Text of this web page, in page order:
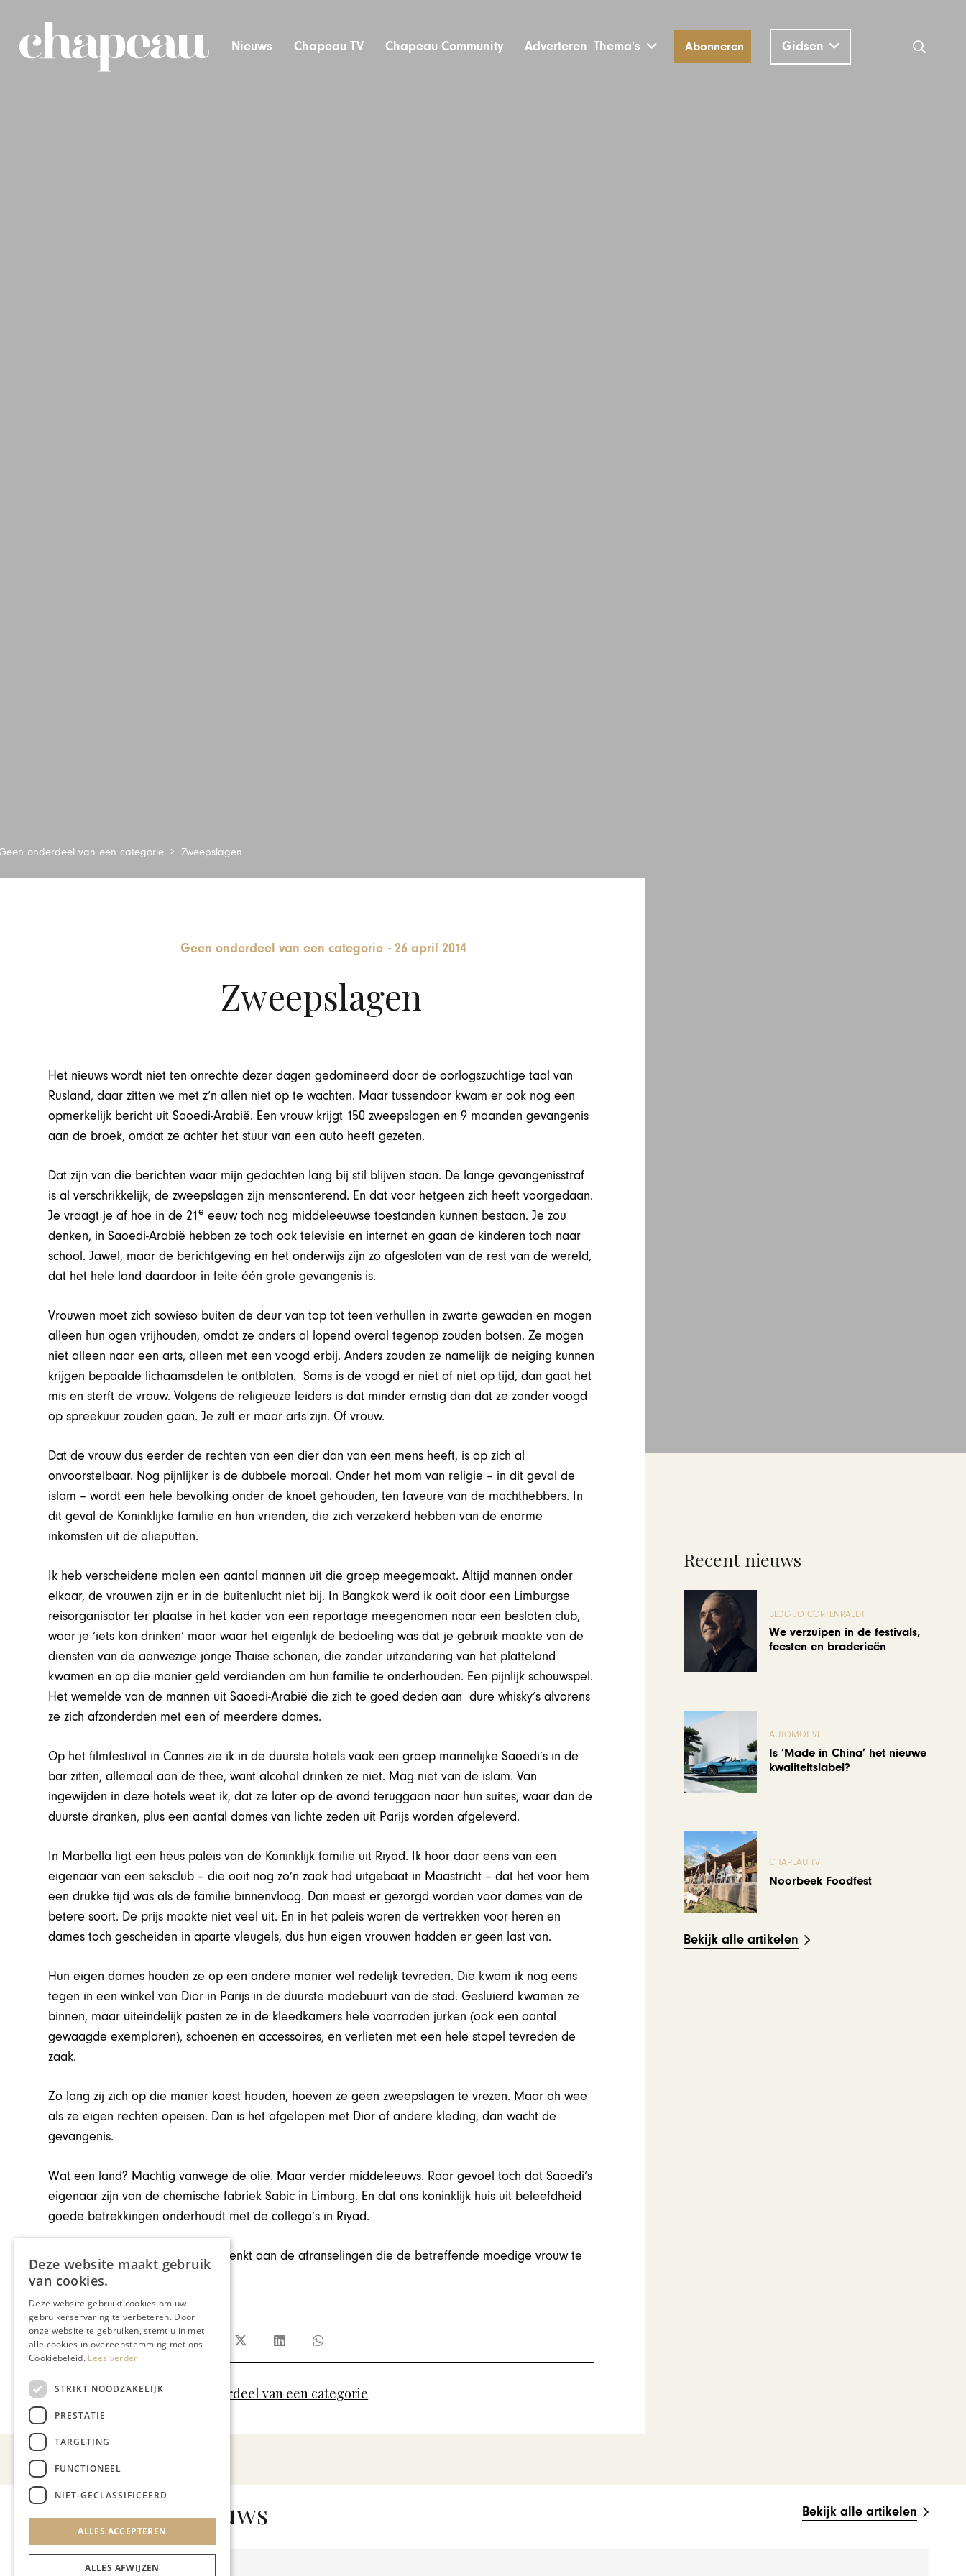
Nieuws Chapeau TV Chapeau Community Adverteren Thema’s Abonneren Gidsen
onderdeel van een categorie Zweepslagen
Geen onderdeel van een categorie - 26 april 2014
Zweepslagen
Het nieuws wordt niet ten onrechte dezer dagen gedomineerd door de oorlogszuchtige taal van
Rusland, daar zitten we met z’n allen niet op te wachten. Maar tussendoor kwam er ook nog een
opmerkelijk bericht uit Saoedi-Arabië. Een vrouw krijgt 150 zweepslagen en 9 maanden gevangenis
aan de broek, omdat ze achter het stuur van een auto heeft gezeten.
Dat zijn van die berichten waar mijn gedachten lang bij stil blijven staan. De lange gevangenisstraf
is al verschrikkelijk, de zweepslagen zijn mensonterend. En dat voor hetgeen zich heeft voorgedaan.
Je vraagt je af hoe in de 21e eeuw toch nog middeleeuwse toestanden kunnen bestaan. Je zou
denken, in Saoedi-Arabië hebben ze toch ook televisie en internet en gaan de kinderen toch naar
school. Jawel, maar de berichtgeving en het onderwijs zijn zo afgesloten van de rest van de wereld,
dat het hele land daardoor in feite één grote gevangenis is.
Vrouwen moet zich sowieso buiten de deur van top tot teen verhullen in zwarte gewaden en mogen
alleen hun ogen vrijhouden, omdat ze anders al lopend overal tegenop zouden botsen. Ze mogen
niet alleen naar een arts, alleen met een voogd erbij. Anders zouden ze namelijk de neiging kunnen
krijgen bepaalde lichaamsdelen te ontbloten. Soms is de voogd er niet of niet op tijd, dan gaat het
mis en sterft de vrouw. Volgens de religieuze leiders is dat minder ernstig dan dat ze zonder voogd
op spreekuur zouden gaan. Je zult er maar arts zijn. Of vrouw.
Dat de vrouw dus eerder de rechten van een dier dan van een mens heeft, is op zich al
onvoorstelbaar. Nog pijnlijker is de dubbele moraal. Onder het mom van religie – in dit geval de
islam – wordt een hele bevolking onder de knoet gehouden, ten faveure van de machthebbers. In
dit geval de Koninklijke familie en hun vrienden, die zich verzekerd hebben van de enorme
inkomsten uit de olieputten.
Ik heb verscheidene malen een aantal mannen uit die groep meegemaakt. Altijd mannen onder
elkaar, de vrouwen zijn er in de buitenlucht niet bij. In Bangkok werd ik ooit door een Limburgse
reisorganisator ter plaatse in het kader van een reportage meegenomen naar een besloten club,
waar je ‘iets kon drinken’ maar waar het eigenlijk de bedoeling was dat je gebruik maakte van de
diensten van de aanwezige jonge Thaise schonen, die zonder uitzondering van het platteland
kwamen en op die manier geld verdienden om hun familie te onderhouden. Een pijnlijk schouwspel.
Het wemelde van de mannen uit Saoedi-Arabië die zich te goed deden aan dure whisky’s alvorens
ze zich afzonderden met een of meerdere dames.
Op het filmfestival in Cannes zie ik in de duurste hotels vaak een groep mannelijke Saoedi’s in de
bar zitten, allemaal aan de thee, want alcohol drinken ze niet. Mag niet van de islam. Van
ingewijden in deze hotels weet ik, dat ze later op de avond teruggaan naar hun suites, waar dan de
duurste dranken, plus een aantal dames van lichte zeden uit Parijs worden afgeleverd.
In Marbella ligt een heus paleis van de Koninklijk familie uit Riyad. Ik hoor daar eens van een
eigenaar van een seksclub – die ooit nog zo’n zaak had uitgebaat in Maastricht – dat het voor hem
een drukke tijd was als de familie binnenvloog. Dan moest er gezorgd worden voor dames van de
betere soort. De prijs maakte niet veel uit. En in het paleis waren de vertrekken voor heren en
dames toch gescheiden in aparte vleugels, dus hun eigen vrouwen hadden er geen last van.
Hun eigen dames houden ze op een andere manier wel redelijk tevreden. Die kwam ik nog eens
tegen in een winkel van Dior in Parijs in de duurste modebuurt van de stad. Gesluierd kwamen ze
binnen, maar uiteindelijk pasten ze in de kleedkamers hele voorraden jurken (ook een aantal
gewaagde exemplaren), schoenen en accessoires, en verlieten met een hele stapel tevreden de
zaak.
Zo lang zij zich op die manier koest houden, hoeven ze geen zweepslagen te vrezen. Maar oh wee
als ze eigen rechten opeisen. Dan is het afgelopen met Dior of andere kleding, dan wacht de
gevangenis.
Wat een land? Machtig vanwege de olie. Maar verder middeleeuws. Raar gevoel toch dat Saoedi’s
eigenaar zijn van de chemische fabriek Sabic in Limburg. En dat ons koninklijk huis uit beleefdheid
goede betrekkingen onderhoudt met de collega’s in Riyad.
Hoe beleefd moet je zijn, als je denkt aan de afranselingen die de betreffende moedige vrouw te
wachten staat?
Jo Cortenraedt
Deel dit artikel:
Meer artikelen over: Geen onderdeel van een categorie
Recent nieuws
BLOG JO CORTENRAEDT
We verzuipen in de festivals,
feesten en braderieën
AUTOMOTIVE
Is ‘Made in China’ het nieuwe
kwaliteitslabel?
CHAPEAU TV
Noorbeek Foodfest
Bekijk alle artikelen
Gerelateerd nieuws Bekijk alle artikelen
Deze website maakt gebruik
van cookies.
Deze website gebruikt cookies om uw
gebruikerservaring te verbeteren. Door
onze website te gebruiken, stemt u in met
alle cookies in overeenstemming met ons
Cookiebeleid. Lees verder
STRIKT NOODZAKELIJK
PRESTATIE
TARGETING
FUNCTIONEEL
NIET-GECLASSIFICEERD
ALLES ACCEPTEREN
ALLES AFWIJZEN